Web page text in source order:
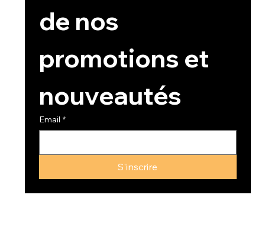
de nos
promotions et
nouveautés
Email *
S'inscrire